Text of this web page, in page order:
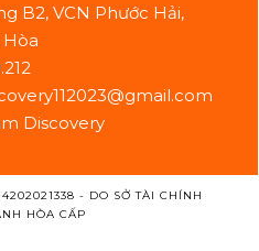
B2, VCN Phước Hải,
Hòa
Discovery
- DO SỞ TÀI CHÍNH
HÒA CẤP